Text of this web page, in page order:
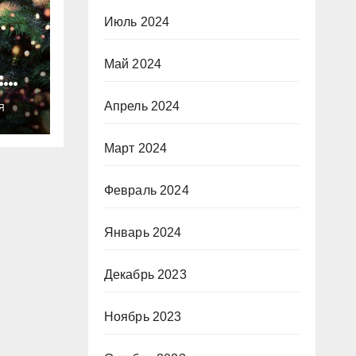
Июль 2024
Май 2024
Апрель 2024
Март 2024
Февраль 2024
Январь 2024
Декабрь 2023
Ноябрь 2023